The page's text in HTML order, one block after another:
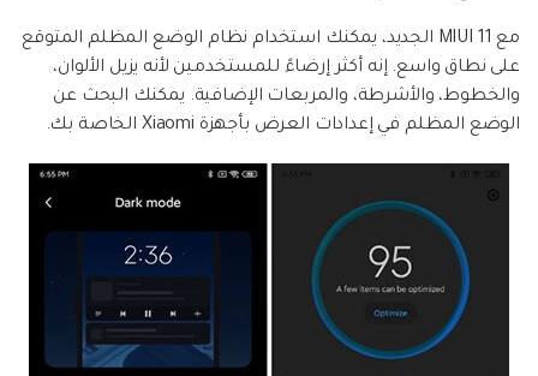
مع MIUI 11 الجديد، يمكنك استخدام نظام الوضع المظلم المتوقع
على نطاق واسع. إنه أكثر إرضاءً للمستخدمين لأنه يزيل الألوان،
والخطوط، والأشرطة، والمربعات الإضافية. يمكنك البحث عن
الوضع المظلم في إعدادات العرض بأجهزة Xiaomi الخاصة بك.